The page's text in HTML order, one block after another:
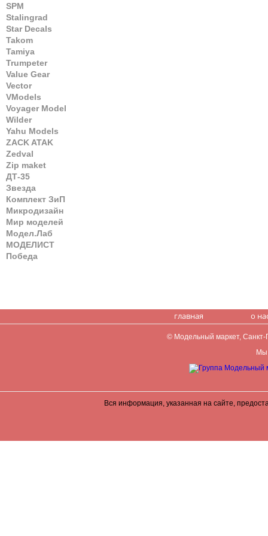
SPM
Stalingrad
Star Decals
Takom
Tamiya
Trumpeter
Value Gear
Vector
VModels
Voyager Model
Wilder
Yahu Models
ZACK ATAK
Zedval
Zip maket
ДТ-35
Звезда
Комплект ЗиП
Микродизайн
Мир моделей
Модел.Лаб
МОДЕЛИСТ
Победа
главная о
© Модельный маркет, Санкт-
Мы
Вся информация, указанная на сайте,